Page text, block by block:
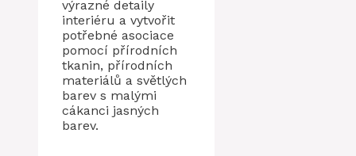
výrazné detaily
interiéru a vytvořit
potřebné asociace
pomocí přírodních
tkanin, přírodních
materiálů a světlých
barev s malými
cákanci jasných
barev.